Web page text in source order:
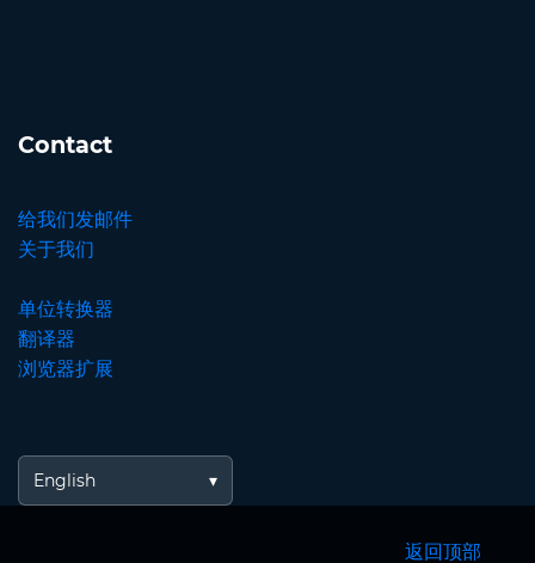
Contact
给我们发邮件
关于我们
单位转换器
翻译器
浏览器扩展
English
返回顶部